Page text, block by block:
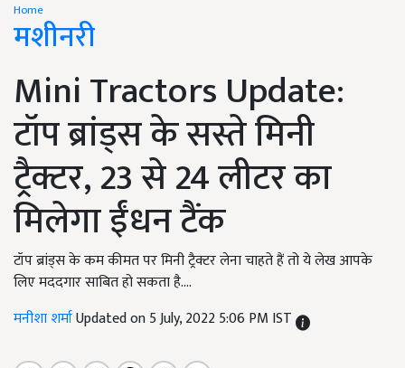
Home
मशीनरी
Mini Tractors Update:
टॉप ब्रांड्स के सस्ते मिनी
ट्रैक्टर, 23 से 24 लीटर का
मिलेगा ईंधन टैंक
टॉप ब्रांड्स के कम कीमत पर मिनी ट्रैक्टर लेना चाहते हैं तो ये लेख आपके
लिए मददगार साबित हो सकता है....
मनीशा शर्माUpdated on 5 July, 2022 5:06 PM IST